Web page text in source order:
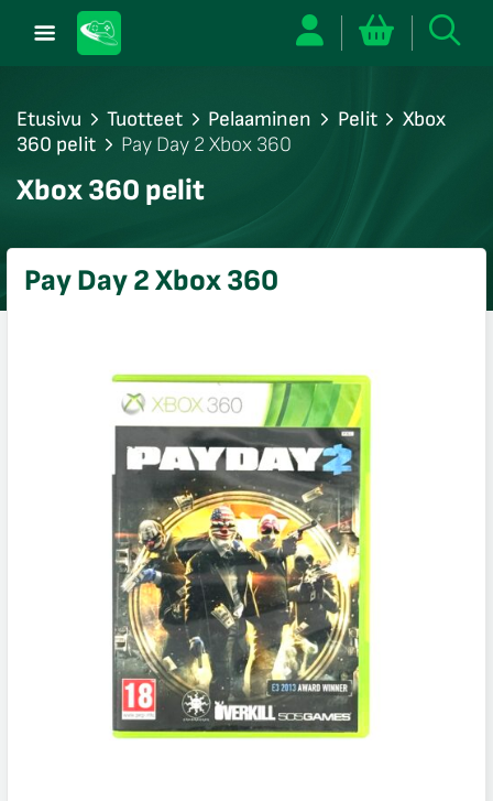
Etusivu Tuotteet Pelaaminen Pelit
Xbox
360 pelit
Pay Day 2 Xbox 360
Xbox 360 pelit
Pay Day 2 Xbox 360
sulje
sulje